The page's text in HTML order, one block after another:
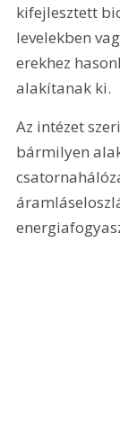
kifejlesztett
levelekben
erekhez
alakítanak ki.
Az intézet
bármilyen